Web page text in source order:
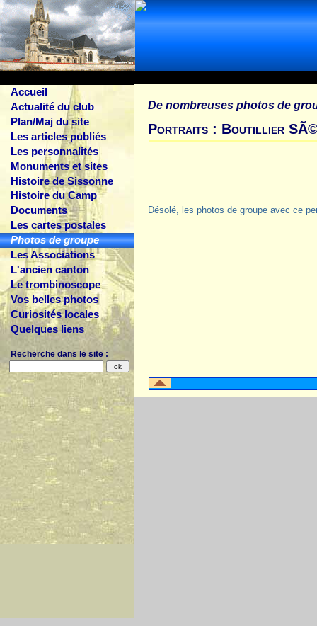
Accueil
Actualité du club
Plan/Maj du site
Les articles publiés
Les personnalités
Monuments et sites
Histoire de Sissonne
Histoire du Camp
Documents
Les cartes postales
Photos de groupe
Les Associations
L'ancien canton
Le trombinoscope
Vos belles photos
Curiosités locales
Quelques liens
Recherche dans le site :
De nombreuses photos de
Portraits : Boutillier
Désolé, les photos de groupe avec ce